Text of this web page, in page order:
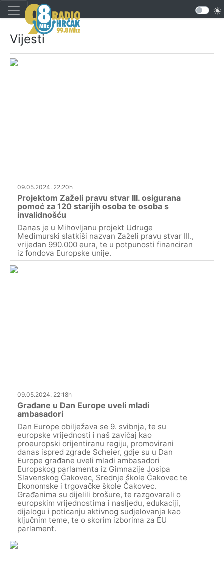
Vijesti
09.05.2024. 22:20h
Projektom Zaželi pravu stvar III. osigurana
pomoć za 120 starijih osoba te osoba s
invalidnošću
Danas je u Mihovljanu projekt Udruge
Međimurski slatkiši nazvan Zaželi pravu stvar III.,
vrijedan 990.000 eura, te u potpunosti financiran
iz fondova Europske unije.
09.05.2024. 22:18h
Građane u Dan Europe uveli mladi
ambasadori
Dan Europe obilježava se 9. svibnja, te su
europske vrijednosti i naš zavičaj kao
proeuropski orijentiranu regiju, promovirani
danas ispred zgrade Scheier, gdje su u Dan
Europe građane uveli mladi ambasadori
Europskog parlamenta iz Gimnazije Josipa
Slavenskog Čakovec, Srednje škole Čakovec te
Ekonomske i trgovačke škole Čakovec.
Građanima su dijelili brošure, te razgovarali o
europskim vrijednostima i nasljeđu, edukaciji,
dijalogu i poticanju aktivnog sudjelovanja kao
ključnim teme, te o skorim izborima za EU
parlament.